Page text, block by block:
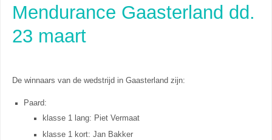
Mendurance Gaasterland dd.
23 maart
De winnaars van de wedstrijd in Gaasterland zijn:
Paard:
klasse 1 lang: Piet Vermaat
klasse 1 kort: Jan Bakker